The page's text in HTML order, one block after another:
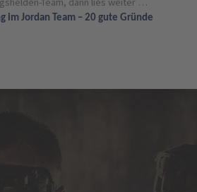
im Jordan Team – 20 gute Gründe